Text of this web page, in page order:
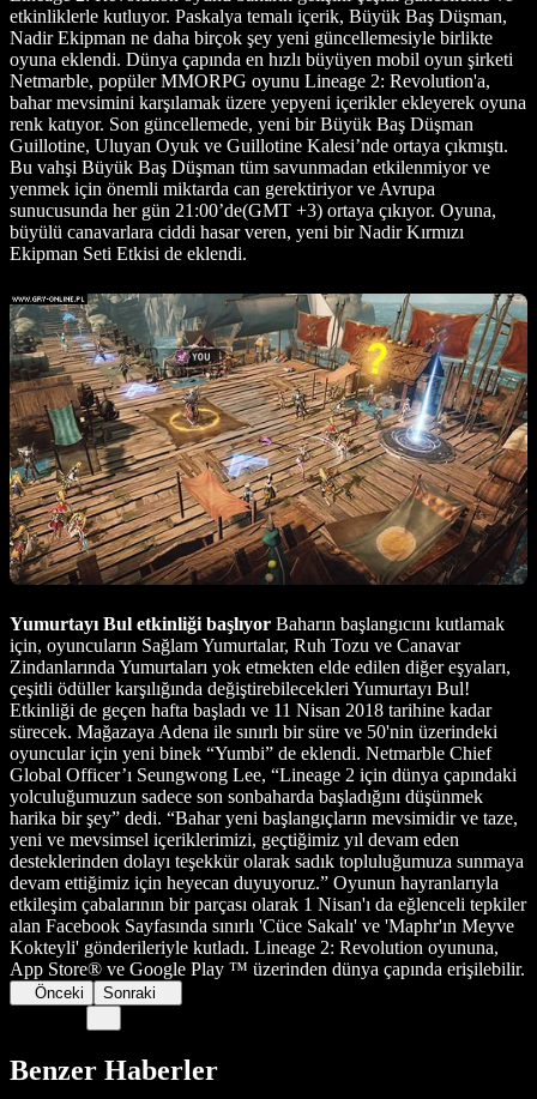
etkinliklerle kutluyor. Paskalya temalı içerik, Büyük Baş Düşman,
Nadir Ekipman ne daha birçok şey yeni güncellemesiyle birlikte
oyuna eklendi. Dünya çapında en hızlı büyüyen mobil oyun şirketi
Netmarble, popüler MMORPG oyunu Lineage 2: Revolution'a,
bahar mevsimini karşılamak üzere yepyeni içerikler ekleyerek oyuna
renk katıyor. Son güncellemede, yeni bir Büyük Baş Düşman
Guillotine, Uluyan Oyuk ve Guillotine Kalesi’nde ortaya çıkmıştı.
Bu vahşi Büyük Baş Düşman tüm savunmadan etkilenmiyor ve
yenmek için önemli miktarda can gerektiriyor ve Avrupa
sunucusunda her gün 21:00’de(GMT +3) ortaya çıkıyor. Oyuna,
büyülü canavarlara ciddi hasar veren, yeni bir Nadir Kırmızı
Ekipman Seti Etkisi de eklendi.
Yumurtayı Bul etkinliği başlıyor Baharın başlangıcını kutlamak
için, oyuncuların Sağlam Yumurtalar, Ruh Tozu ve Canavar
Zindanlarında Yumurtaları yok etmekten elde edilen diğer eşyaları,
çeşitli ödüller karşılığında değiştirebilecekleri Yumurtayı Bul!
Etkinliği de geçen hafta başladı ve 11 Nisan 2018 tarihine kadar
sürecek. Mağazaya Adena ile sınırlı bir süre ve 50'nin üzerindeki
oyuncular için yeni binek “Yumbi” de eklendi. Netmarble Chief
Global Officer’ı Seungwong Lee, “Lineage 2 için dünya çapındaki
yolculuğumuzun sadece son sonbaharda başladığını düşünmek
harika bir şey” dedi. “Bahar yeni başlangıçların mevsimidir ve taze,
yeni ve mevsimsel içeriklerimizi, geçtiğimiz yıl devam eden
desteklerinden dolayı teşekkür olarak sadık topluluğumuza sunmaya
devam ettiğimiz için heyecan duyuyoruz.” Oyunun hayranlarıyla
etkileşim çabalarının bir parçası olarak 1 Nisan'ı da eğlenceli tepkiler
alan Facebook Sayfasında sınırlı 'Cüce Sakalı' ve 'Maphr'ın Meyve
Kokteyli' gönderileriyle kutladı. Lineage 2: Revolution oyununa,
App Store® ve Google Play ™ üzerinden dünya çapında erişilebilir.
Önceki Sonraki
Benzer Haberler